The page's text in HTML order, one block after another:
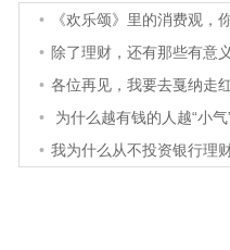
美柚10号于2720天前,以
美柚8号于2722天前,以
美柚5号于2726天前,以
美柚5号于2727天前,以
美柚9号于2727天前,以
•
《欢乐颂》里的消费观，
• 除了理财，还有那些有意
• 各位再见，我要去戛纳走红
•
为什么越有钱的人越“小气
• 我为什么从不投资银行理财